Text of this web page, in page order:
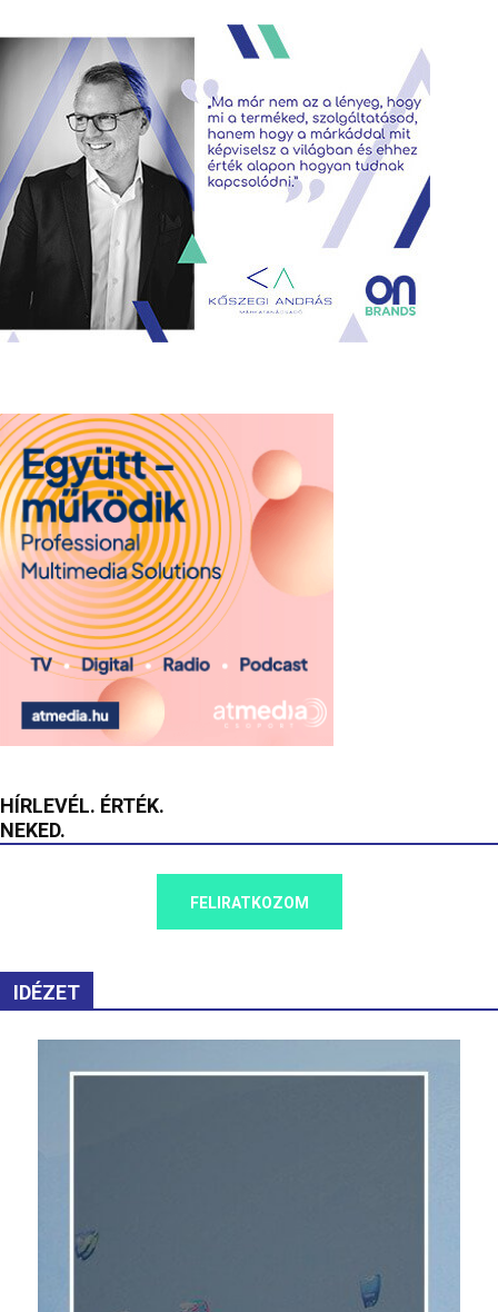
HÍRLEVÉL. ÉRTÉK.
NEKED.
FELIRATKOZOM
IDÉZET